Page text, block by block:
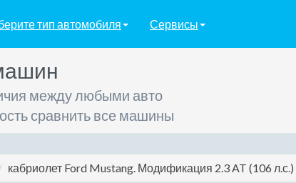
тип автомобиля Сервисы
между любыми авто
сравнить все машины
кабриолет Ford Mustang. Модификация 2.3 AT (106 л.с.)